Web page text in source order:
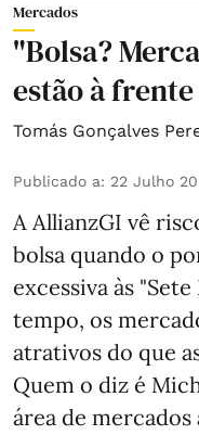
Mercados
"Bolsa?
estão à
Tomás Gonçalves
Publicado a: 22 Julho
A AllianzGI vê
bolsa quando o
excessiva às
tempo, os
atrativos do que
Quem o diz é
área de